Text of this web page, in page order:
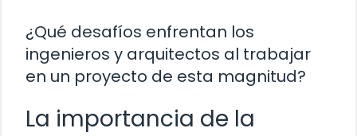
¿Qué desafíos enfrentan los
ingenieros y arquitectos al trabajar
en un proyecto de esta magnitud?
La importancia de la